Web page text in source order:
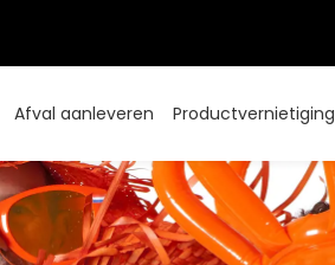
Afval aanleveren Productvernietiging